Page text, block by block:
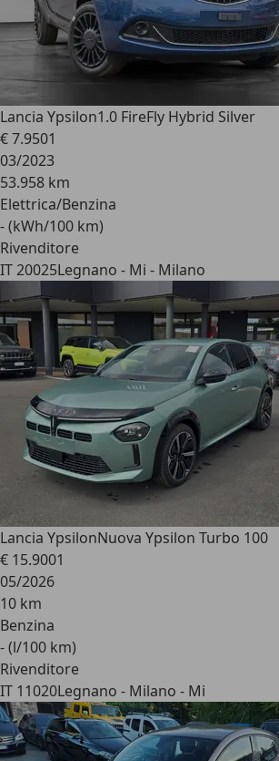
Lancia Ypsilon1.0 FireFly Hybrid Silver
€ 7.9501
03/2023
53.958 km
Elettrica/Benzina
- (kWh/100 km)
Rivenditore
IT 20025Legnano - Mi - Milano
Lancia YpsilonNuova Ypsilon Turbo 100
€ 15.9001
05/2026
10 km
Benzina
- (l/100 km)
Rivenditore
IT 11020Legnano - Milano - Mi